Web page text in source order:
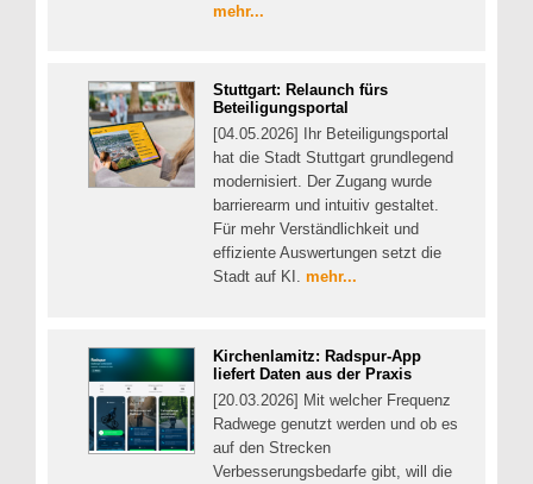
mehr...
Stuttgart: Relaunch fürs
Beteiligungsportal
[04.05.2026] Ihr Beteiligungsportal
hat die Stadt Stuttgart grundlegend
modernisiert. Der Zugang wurde
barrierearm und intuitiv gestaltet.
Für mehr Verständlichkeit und
effiziente Auswertungen setzt die
Stadt auf KI. mehr...
Kirchenlamitz: Radspur-App
liefert Daten aus der Praxis
[20.03.2026] Mit welcher Frequenz
Radwege genutzt werden und ob es
auf den Strecken
Verbesserungsbedarfe gibt, will die